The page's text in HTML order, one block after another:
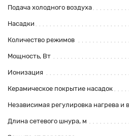
Подача холодного воздуха
Насадки
Количество режимов
Мощность, Вт
Ионизация
Керамическое покрытие насадок
Независимая регулировка нагрева и
Длина сетевого шнура, м